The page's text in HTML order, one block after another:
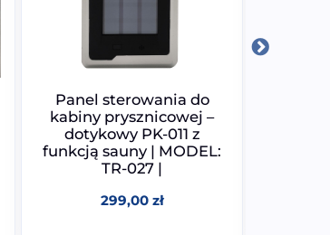
Panel sterowania do
kabiny prysznicowej –
dotykowy PK-011 z
funkcją sauny | MODEL:
TR-027 |
299,00 zł